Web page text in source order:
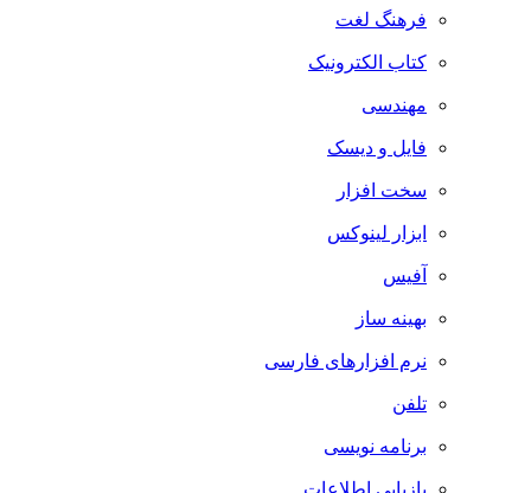
فرهنگ لغت
کتاب الکترونیک
مهندسی
فایل و دیسک
سخت افزار
ابزار لینوکس
آفیس
بهینه ساز
نرم افزارهای فارسی
تلفن
برنامه نویسی
بازیابی اطلاعات